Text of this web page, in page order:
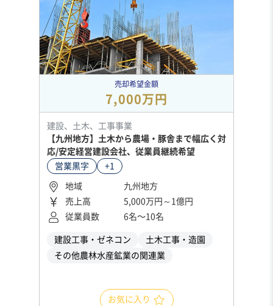
売却希望金額
7,000万円
建設、土木、工事事業
【九州地方】土木から農場・豚舎まで幅広く対
応/安定経営建設会社、従業員継続希望
営業黒字
+1
地域
九州地方
売上高
5,000万円～1億円
従業員数
6名〜10名
建設工事・ゼネコン
土木工事・造園
その他農林水産鉱業の関連業
お気に入り